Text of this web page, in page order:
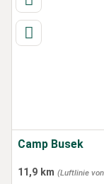
Camp Busek
11,9 km (Luftlinie